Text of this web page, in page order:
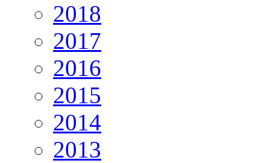
2018
2017
2016
2015
2014
2013